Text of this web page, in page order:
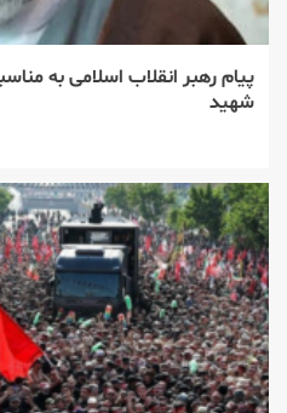
پیام رهبر انقلاب اسلامی به
شهید